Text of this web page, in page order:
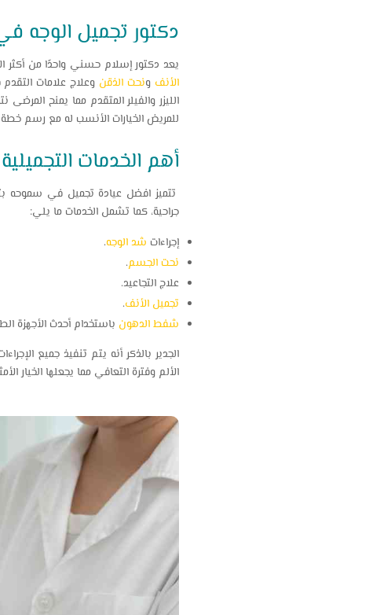
دكتور تجميل الوجه
يعد دكتور إسلام حسني واحدًا من أكثر
الأنف ونحت الذقن وعلاج علامات
الليزر والفيلر المتقدم مما يمنح
للمريض الخيارات الأنسب له مع رسم
أهم الخدمات
تتميز افضل عيادة تجميل في سموحه
جراحية، كما تشمل الخدمات ما يلي:
إجراءات شد الوجه.
نحت الجسم.
علاج التجاعيد.
تجميل الأنف.
شفط الدهون باستخدام أحدث الأجهزة
الجدير بالذكر أنه يتم تنفيذ جميع
الألم وفترة التعافي مما يجعلها